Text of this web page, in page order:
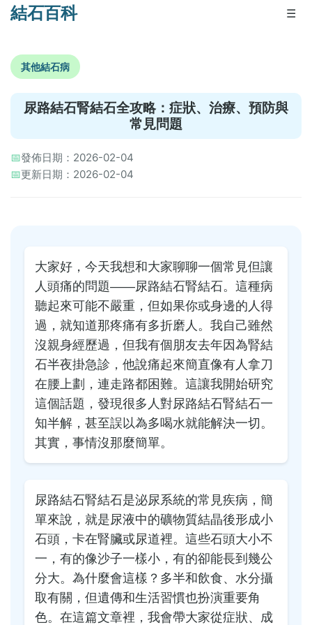
結石百科 ☰
其他結石病
尿路結石腎結石全攻略：症狀、治療、預防與
常見問題
📅發佈日期：2026-02-04
📅更新日期：2026-02-04
大家好，今天我想和大家聊聊一個常見但讓
人頭痛的問題——尿路結石腎結石。這種病
聽起來可能不嚴重，但如果你或身邊的人得
過，就知道那疼痛有多折磨人。我自己雖然
沒親身經歷過，但我有個朋友去年因為腎結
石半夜掛急診，他說痛起來簡直像有人拿刀
在腰上劃，連走路都困難。這讓我開始研究
這個話題，發現很多人對尿路結石腎結石一
知半解，甚至誤以為多喝水就能解決一切。
其實，事情沒那麼簡單。
尿路結石腎結石是泌尿系統的常見疾病，簡
單來說，就是尿液中的礦物質結晶後形成小
石頭，卡在腎臟或尿道裡。這些石頭大小不
一，有的像沙子一樣小，有的卻能長到幾公
分大。為什麼會這樣？多半和飲食、水分攝
取有關，但遺傳和生活習慣也扮演重要角
色。在這篇文章裡，我會帶大家從症狀、成